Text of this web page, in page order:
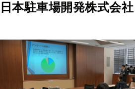
日本駐車場開発株式会社